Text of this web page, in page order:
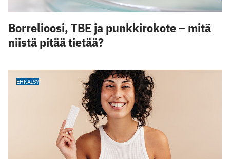
Borrelioosi, TBE ja punkkirokote – mitä
niistä pitää tietää?
EHKÄISY